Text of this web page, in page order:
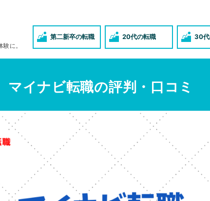
に。
第二新卒の転職 20代の転職 30代
マイナビ転職の評判・口コミ